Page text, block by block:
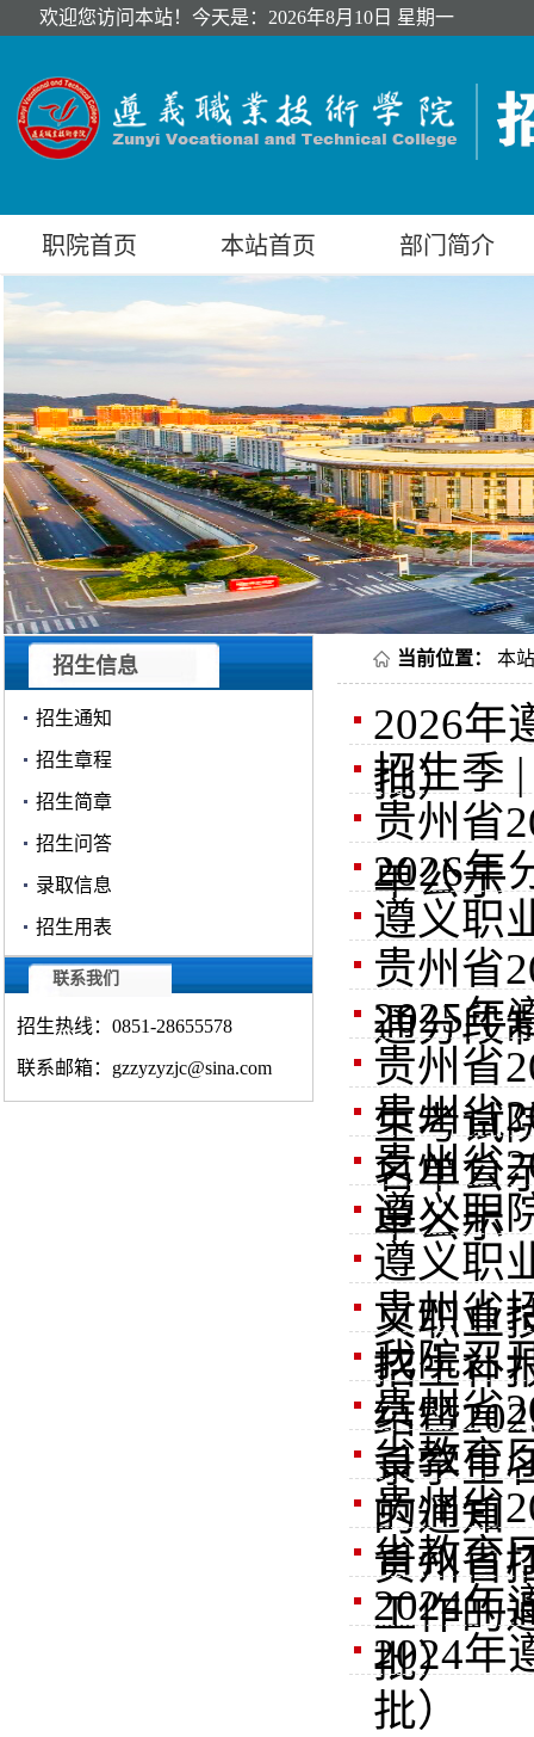
欢迎您访问本站！今天是： 2026年8月10日 星期一
职院首页 本站首页 部门简介
招生信息
招生通知
招生章程
招生简章
招生问答
录取信息
招生用表
联系我们
招生热线：0851-28655578
联系邮箱：gzzyzyzjc@sina.com
当前位置： 本
2026年
批）
招生季
贵州省
单公示
2026年
遵义职
贵州省
通分段
2025年
贵州省
生考试
贵州省
名单公
贵州省
单公示
遵义职
遵义职
义职业
贵州省
招生补
我院召
结暨
贵州省
录学生
省教育
的通知
贵州省
贵州省
省教育
工作的
2024年
批）
2024年
批）